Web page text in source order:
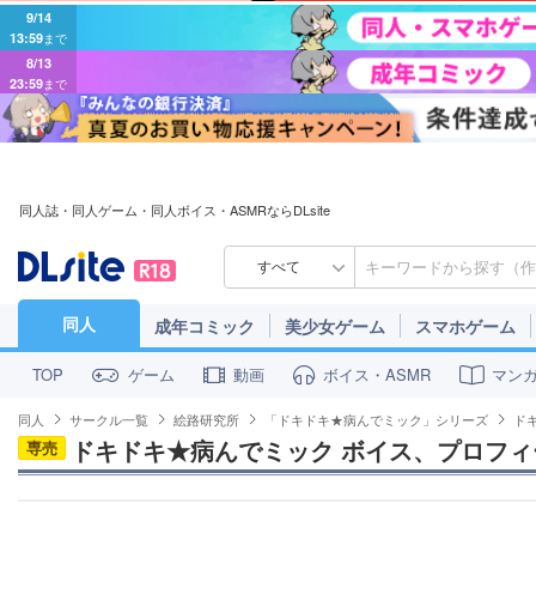
9/14
13:59まで
8/13
23:59まで
同人誌・同人ゲーム・同人ボイス・ASMRならDLsite
すべて
同人 成年コミック 美少女ゲーム スマホゲーム
TOP ゲーム 動画 ボイス・ASMR マン
同人 サークル一覧 絵路研究所 「ドキドキ★病んでミック」シリーズ ド
専売 ドキドキ★病んでミック ボイス、プロフ